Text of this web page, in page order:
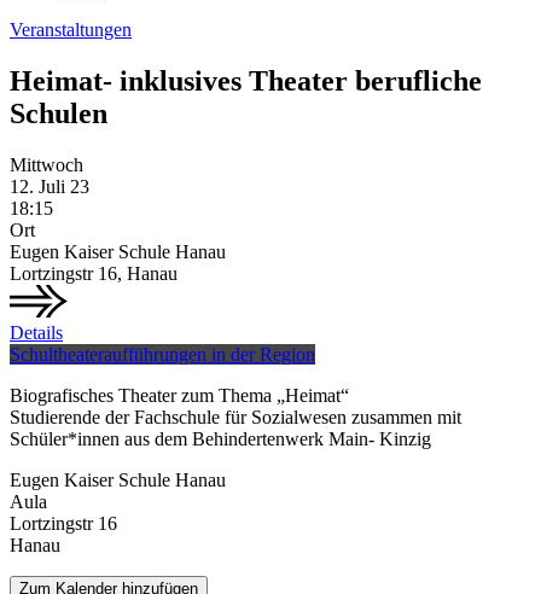
Veranstaltungen
Heimat- inklusives Theater berufliche
Schulen
Mittwoch
12. Juli 23
18:15
Ort
Eugen Kaiser Schule Hanau
Lortzingstr 16, Hanau
Details
Schultheateraufführungen in der Region
Biografisches Theater zum Thema „Heimat“
Studierende der Fachschule für Sozialwesen zusammen mit
Schüler*innen aus dem Behindertenwerk Main- Kinzig
Eugen Kaiser Schule Hanau
Aula
Lortzingstr 16
Hanau
Zum Kalender hinzufügen